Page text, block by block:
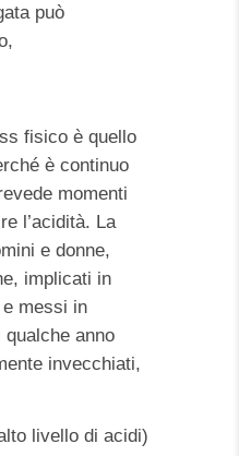
può
fisico è quello
è continuo
momenti
l’acidità. La
e donne,
implicati in
messi in
anno
invecchiati,
livello di acidi)